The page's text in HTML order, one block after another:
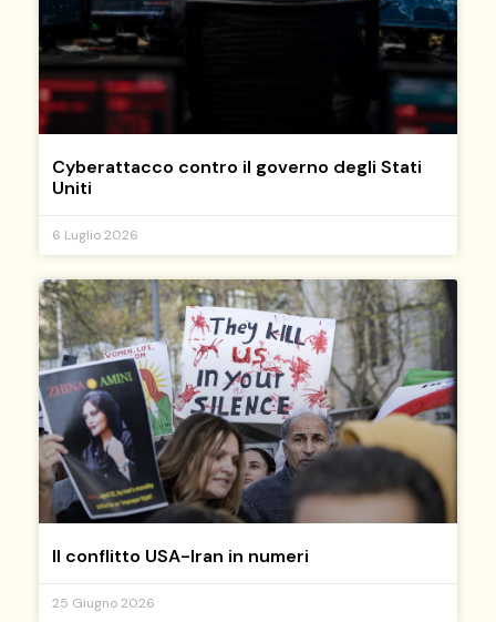
Cyberattacco contro il governo degli Stati
Uniti
6 Luglio 2026
Il conflitto USA-Iran in numeri
25 Giugno 2026